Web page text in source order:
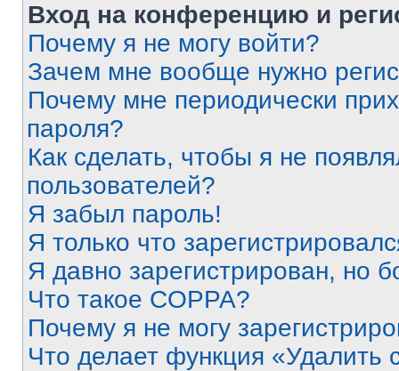
Вход на конференцию и
Почему я не могу войти?
Зачем мне вообще нужно
Почему мне периодически
пароля?
Как сделать, чтобы я не
пользователей?
Я забыл пароль!
Я только что
Я давно зарегистрирован, но
Что такое COPPA?
Почему я не могу
Что делает функция «Удалить